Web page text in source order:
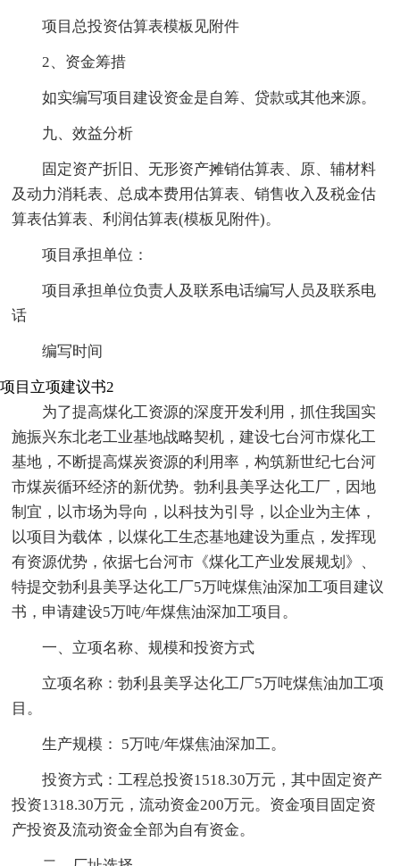
项目总投资估算表模板见附件
2、资金筹措
如实编写项目建设资金是自筹、贷款或其他来源。
九、效益分析
固定资产折旧、无形资产摊销估算表、原、辅材料
及动力消耗表、总成本费用估算表、销售收入及税金估
算表估算表、利润估算表(模板见附件)。
项目承担单位：
项目承担单位负责人及联系电话编写人员及联系电
话
编写时间
项目立项建议书2
为了提高煤化工资源的深度开发利用，抓住我国实
施振兴东北老工业基地战略契机，建设七台河市煤化工
基地，不断提高煤炭资源的利用率，构筑新世纪七台河
市煤炭循环经济的新优势。勃利县美孚达化工厂，因地
制宜，以市场为导向，以科技为引导，以企业为主体，
以项目为载体，以煤化工生态基地建设为重点，发挥现
有资源优势，依据七台河市《煤化工产业发展规划》、
特提交勃利县美孚达化工厂5万吨煤焦油深加工项目建议
书，申请建设5万吨/年煤焦油深加工项目。
一、立项名称、规模和投资方式
立项名称：勃利县美孚达化工厂5万吨煤焦油加工项
目。
生产规模： 5万吨/年煤焦油深加工。
投资方式：工程总投资1518.30万元，其中固定资产
投资1318.30万元，流动资金200万元。资金项目固定资
产投资及流动资金全部为自有资金。